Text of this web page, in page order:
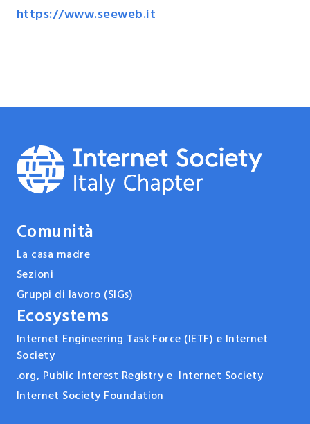
https://www.seeweb.it
Comunità
La casa madre
Sezioni
Gruppi di lavoro (SIGs)
Ecosystems
Internet Engineering Task Force (IETF) e Internet
Society
.org, Public Interest Registry e Internet Society
Internet Society Foundation